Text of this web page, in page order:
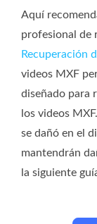
Aquí
profesional de
Recuperación
videos MXF
diseñado para
los videos
se dañó en el
mantendrán
la siguiente